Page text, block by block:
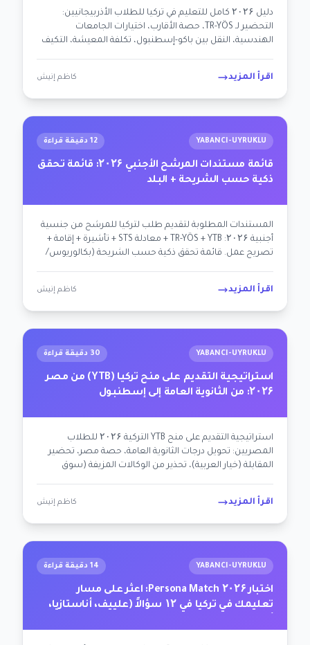
دليل ۲۰۲۶ كامل للتعليم في تركيا للطلاب الأذربيجانيين:
التحضير لـ TR-YÖS، حصة الأقارب، اختيارات الجامعات
الهندسية، النقل بين باكو-إسطنبول، تكلفة المعيشة، التكيف
اقرأ المزيد كاظم إنيش
YABANCI-UYRUKLU 12 دقيقة قراءة
قائمة مستندات المرشح الأجنبي ۲۰۲۶: قائمة تحقق
ذكية حسب الشريحة + البلد
المستندات المطلوبة لتقديم طلب لتركيا للمرشح من جنسية
أجنبية ۲۰۲۶: TR-YÖS + YTB + معادلة STS + تأشيرة + إقامة +
تصريح عمل. قائمة تحقق ذكية حسب الشريحة (بكالوريوس/
اقرأ المزيد كاظم إنيش
YABANCI-UYRUKLU 30 دقيقة قراءة
استراتيجية التقديم على منح تركيا (YTB) من مصر
۲۰۲۶: من الثانوية العامة إلى إسطنبول
استراتيجية التقديم على منح YTB التركية ۲۰۲۶ للطلاب
المصريين: تحويل درجات الثانوية العامة، حصة مصر، تحضير
المقابلة (خيار العربية)، تحذير من الوكالات المزيفة (سوق
سياسياً لشخصية أحمد.
اقرأ المزيد
كاظم إنيش
YABANCI-UYRUKLU 14 دقيقة قراءة
اختبار Persona Match ۲۰۲۶: اعثر على مسار
تعليمك في تركيا في ۱۲ سؤالاً (علييف، أناستازيا،